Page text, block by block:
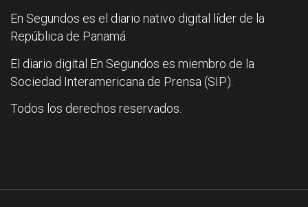
En Segundos es el diario nativo digital líder de la
República de Panamá.
El diario digital En Segundos es miembro de la
Sociedad Interamericana de Prensa (SIP).
Todos los derechos reservados.